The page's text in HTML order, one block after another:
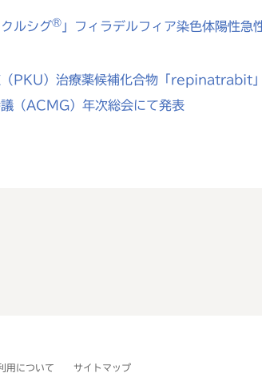
ルシグ® 」フィラデルフィア染色体陽性急
（PKU）治療薬候補化合物「repinatrabit
（ACMG）年次総会にて発表
用について サイトマップ